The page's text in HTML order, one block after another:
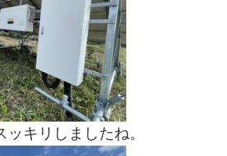
キリしましたね。